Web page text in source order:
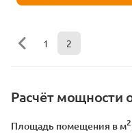
Расчёт мощности
Площадь помещения в м2
1 2